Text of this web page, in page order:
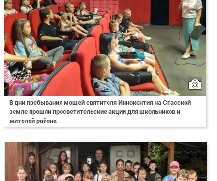
В дни пребывания мощей святителя Иннокентия на Спасской
земле прошли просветительские акции для школьников и
жителей района